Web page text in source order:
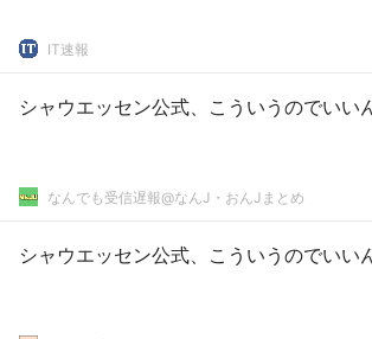
IT速報
シャウエッセン公式、こういうのでいい
なんでも受信遅報@なんJ・おんJまとめ
シャウエッセン公式、こういうのでいい